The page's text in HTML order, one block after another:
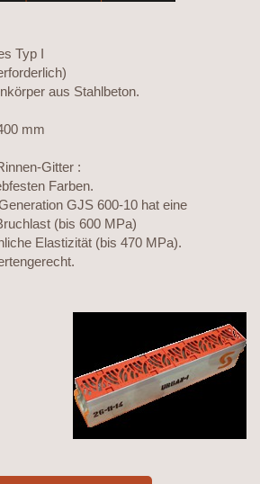
Typ I
aus Stahlbeton.
mm
Gitter :
Farben.
GJS 600-10 hat eine
(bis 600 MPa)
Elastizität (bis 470 MPa).